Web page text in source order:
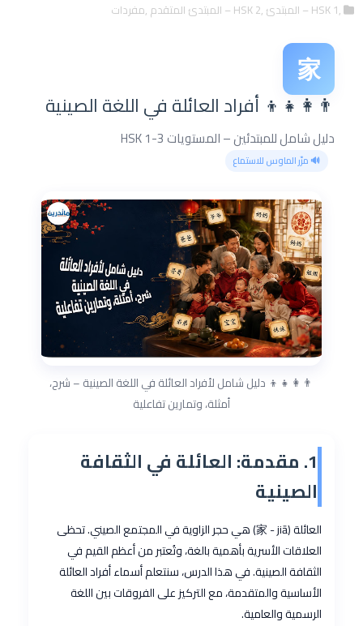
,HSK 1 – المبتدئ ,HSK 2 – المبتدئ المتقدم ,مفردات
家
👨‍👩‍👧‍👦 أفراد العائلة في اللغة الصينية
دليل شامل للمبتدئين – المستويات HSK 1-3
🔊 مرّر الماوس للاستماع
👨‍👩‍👧‍👦 دليل شامل لأفراد العائلة في اللغة الصينية – شرح،
أمثلة، وتمارين تفاعلية
1. مقدمة: العائلة في الثقافة
الصينية
العائلة (家 - jiā) هي حجر الزاوية في المجتمع الصيني. تحظى
العلاقات الأسرية بأهمية بالغة، وتُعتبر من أعظم القيم في
الثقافة الصينية. في هذا الدرس، سنتعلم أسماء أفراد العائلة
الأساسية والمتقدمة، مع التركيز على الفروقات بين اللغة
الرسمية والعامية.